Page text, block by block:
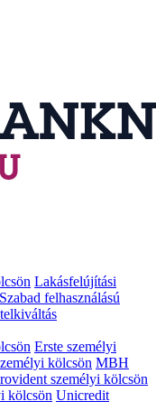
Lakásfelújítási
Szabad felhasználású
Erste személyi
kölcsön MBH
személyi kölcsön
kölcsön Unicredit